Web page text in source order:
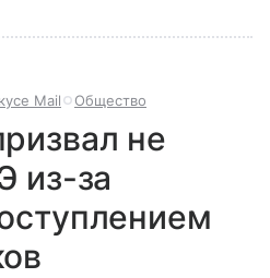
Mail Общество
не
из-за